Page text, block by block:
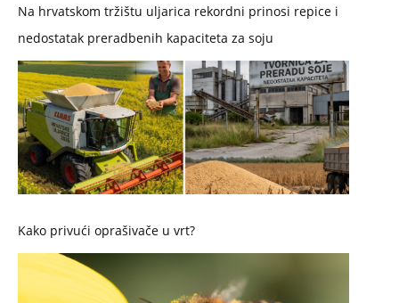
Na hrvatskom tržištu uljarica rekordni prinosi repice i
nedostatak preradbenih kapaciteta za soju
Kako privući oprašivače u vrt?